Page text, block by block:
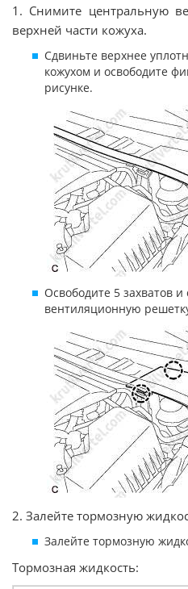
1. Снимите центральную
верхней части кожуха.
Сдвиньте верхнее
кожухом и освободите
рисунке.
Освободите 5 захватов
вентиляционную
2. Залейте тормозную
Залейте тормозную
Тормозная жидкость: